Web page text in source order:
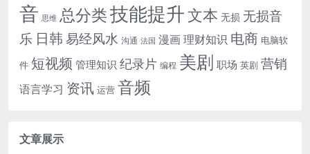
音 思维 总分类技能提升文本 无损 无损音
乐 日韩易经风水 沟通 法国 漫画理财知识 电商 电脑软
件 短视频 管理知识 纪录片 编程 美剧 职场 英剧 营销
语言学习 资讯 运营 音频
文章展示